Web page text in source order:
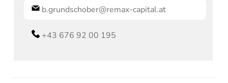
b.grundschober@remax-capital.at
+43 676 92 00 195